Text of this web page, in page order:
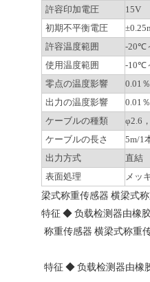
許容印加電圧
15V
初期不平衡電圧
許容温度範囲
-20℃
使用温度範囲
-10℃
零点の温度影響
0.01
出力の温度影響
0.01
ケーブルの種類
φ2.6
ケーブルの長さ
5m/1
出力方式
直結
表面処理
メッ
梁式称重传感器 横梁式
特征 ◆ 负载检测器由橡
称重传感器 横梁式称重
特征 ◆ 负载检测器由橡